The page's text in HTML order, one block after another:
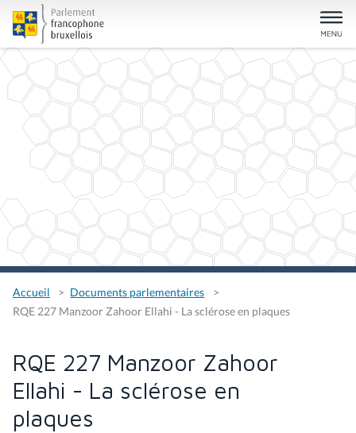
Accueil
Documents parlementaires
RQE 227 Manzoor Zahoor Ellahi - La sclérose en plaques
RQE 227 Manzoor Zahoor
Ellahi - La sclérose en
plaques